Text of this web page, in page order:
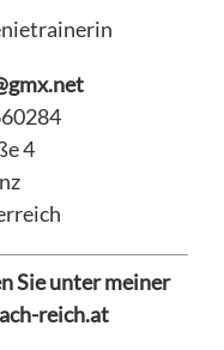
4
Sie unter meiner
reich.at